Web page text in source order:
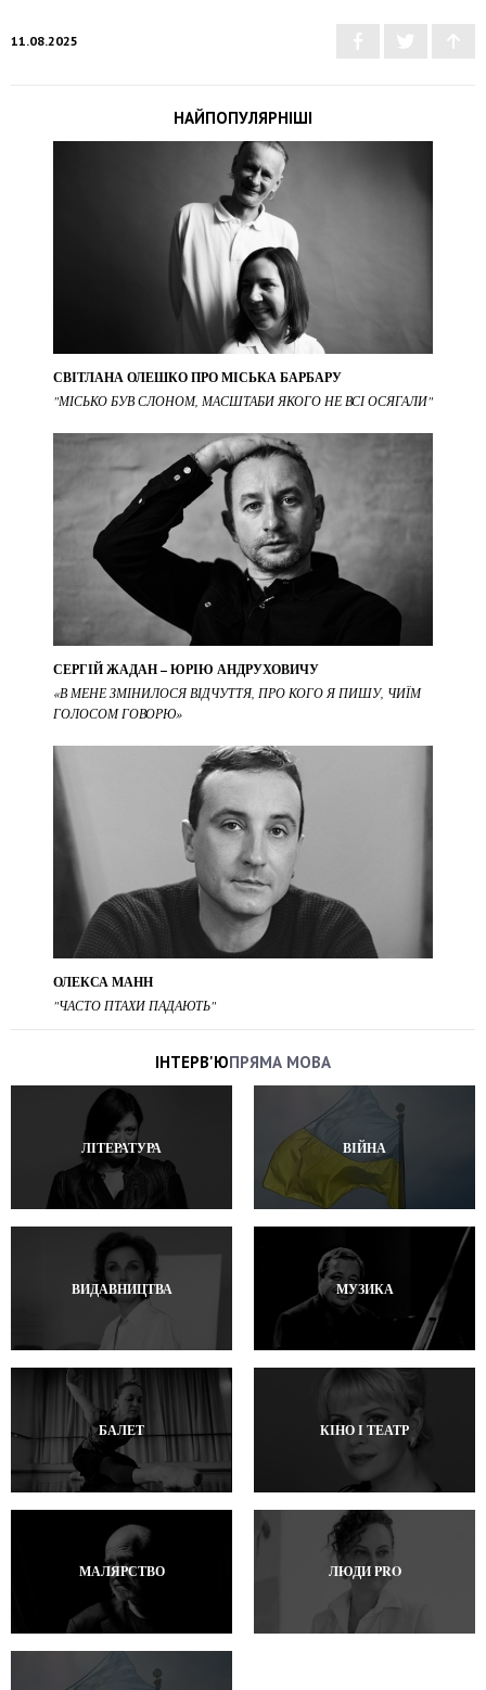
11.08.2025
НАЙПОПУЛЯРНІШІ
СВІТЛАНА ОЛЕШКО ПРО МІСЬКА БАРБАРУ
"МІСЬКО БУВ СЛОНОМ, МАСШТАБИ ЯКОГО НЕ ВСІ ОСЯГАЛИ"
СЕРГІЙ ЖАДАН – ЮРІЮ АНДРУХОВИЧУ
«В МЕНЕ ЗМІНИЛОСЯ ВІДЧУТТЯ, ПРО КОГО Я ПИШУ, ЧИЇМ
ГОЛОСОМ ГОВОРЮ»
ОЛЕКСА МАНН
"ЧАСТО ПТАХИ ПАДАЮТЬ"
ІНТЕРВ'ЮПРЯМА МОВА
ЛІТЕРАТУРА ВІЙНА
ВИДАВНИЦТВА МУЗИКА
БАЛЕТ КІНО І ТЕАТР
МАЛЯРСТВО ЛЮДИ PRO